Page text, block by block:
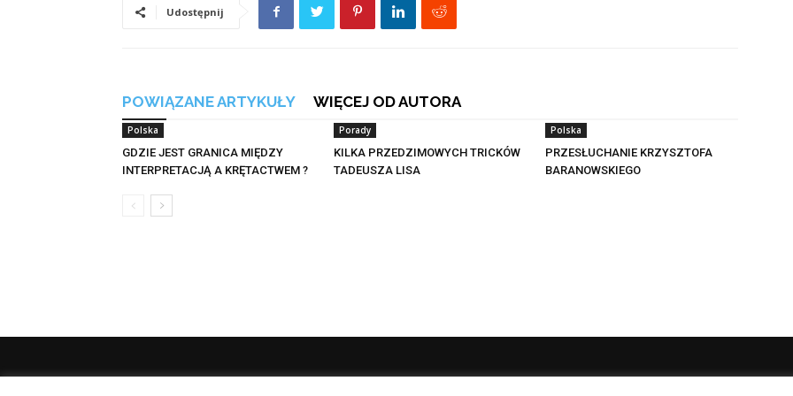
Udostępnij
POWIĄZANE ARTYKUŁY WIĘCEJ OD AUTORA
Polska
GDZIE JEST GRANICA MIĘDZY
INTERPRETACJĄ A KRĘTACTWEM ?
Porady
KILKA PRZEDZIMOWYCH TRICKÓW
TADEUSZA LISA
Polska
PRZESŁUCHANIE KRZYSZTOFA
BARANOWSKIEGO